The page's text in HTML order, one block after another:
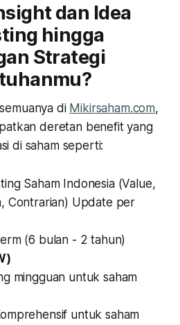
dan Idea
hingga
Strategi
di Mikirsaham.com,
deretan benefit yang
di saham seperti:
Saham Indonesia (Value,
Contrarian) Update per
(6 bulan - 2 tahun)
mingguan untuk saham
untuk saham